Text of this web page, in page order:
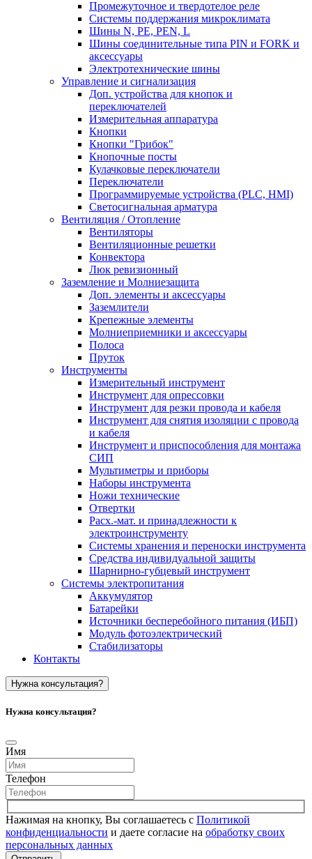
Промежуточное и твердотелое реле
Системы поддержания микроклимата
Шины N, PE, PEN, L
Шины соединительные типа PIN и FORK и
аксессуары
Электротехнические шины
Управление и сигнализация
Доп. устройства для кнопок и
переключателей
Измерительная аппаратура
Кнопки
Кнопки "Грибок"
Кнопочные посты
Кулачковые переключатели
Переключатели
Программируемые устройства (PLC, HMI)
Светосигнальная арматура
Вентиляция / Отопление
Вентиляторы
Вентиляционные решетки
Конвектора
Люк ревизионный
Заземление и Молниезащита
Доп. элементы и аксессуары
Заземлители
Крепежные элементы
Молниеприемники и аксессуары
Полоса
Пруток
Инструменты
Измерительный инструмент
Инструмент для опрессовки
Инструмент для резки провода и кабеля
Инструмент для снятия изоляции с провода
и кабеля
Инструмент и приспособления для монтажа
СИП
Мультиметры и приборы
Наборы инструмента
Ножи технические
Отвертки
Расх.-мат. и принадлежности к
электроинструменту
Системы хранения и переноски инструмента
Средства индивидуальной защиты
Шарнирно-губцевый инструмент
Системы электропитания
Аккумулятор
Батарейки
Источники бесперебойного питания (ИБП)
Модуль фотоэлектрический
Стабилизаторы
Контакты
Нужна консультация?
Нужна консультация?
Имя
Телефон
Нажимая на кнопку, Вы соглашаетесь с Политикой
конфиденциальности и даете согласие на обработку своих
персональных данных